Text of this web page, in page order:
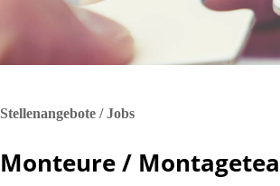
Stellenangebote / Jobs
Monteure /